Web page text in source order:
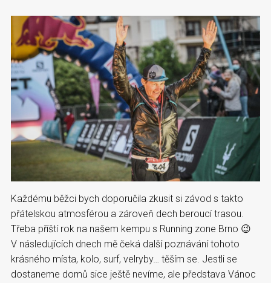
Každému běžci bych doporučila zkusit si závod s takto
přátelskou atmosférou a zároveň dech beroucí trasou.
Třeba příští rok na našem kempu s Running zone Brno 😉
V následujících dnech mě čeká další poznávání tohoto
krásného místa, kolo, surf, velryby… těším se. Jestli se
dostaneme domů sice ještě nevíme, ale představa Vánoc